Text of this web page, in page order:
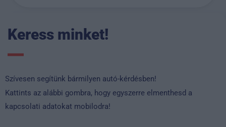
Keress minket!
Szívesen segítünk bármilyen autó-kérdésben!
Kattints az alábbi gombra, hogy egyszerre elmenthesd a
kapcsolati adatokat mobilodra!